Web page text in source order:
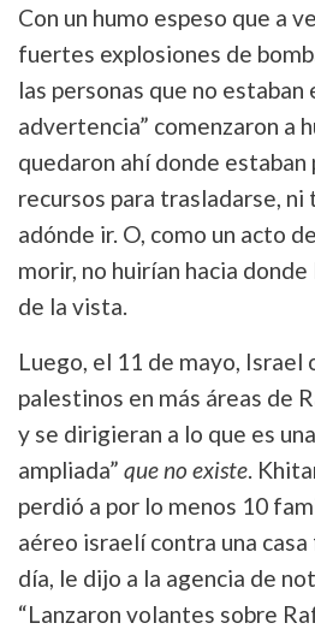
Con un humo espeso que a
fuertes explosiones de
las personas que no estaban
advertencia” comenzaron a
quedaron ahí donde
recursos para trasladarse, ni
adónde ir. O, como un acto
morir, no huirían hacia
de la vista.
Luego, el 11 de mayo, Israel
palestinos en más áreas de
y se dirigieran a lo que es
ampliada” que no existe.
perdió a por lo menos 10
aéreo israelí contra una
día, le dijo a la agencia de
“Lanzaron volantes sobre